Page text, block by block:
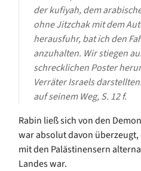
der kufiyah, dem
ohne Jitzchak mit dem
herausfuhr, bat ich den
anzuhalten. Wir stiegen
schrecklichen Poster
Verräter Israels darstellten.
auf seinem Weg, S. 12 f.
Rabin ließ sich von den
war absolut davon
mit den Palästinensern
Landes war.